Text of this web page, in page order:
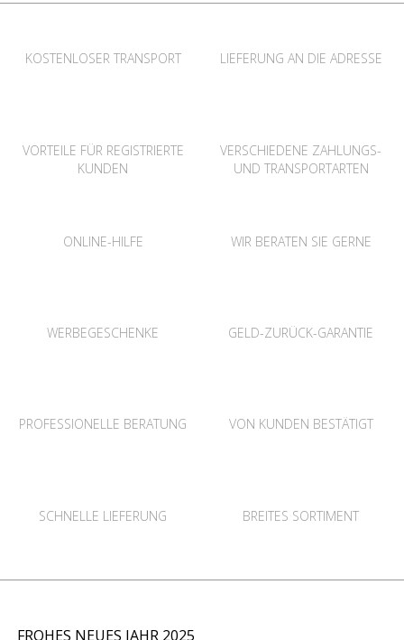
KOSTENLOSER TRANSPORT LIEFERUNG AN DIE ADRESSE
VORTEILE FÜR REGISTRIERTE
KUNDEN
VERSCHIEDENE ZAHLUNGS-
UND TRANSPORTARTEN
ONLINE-HILFE WIR BERATEN SIE GERNE
WERBEGESCHENKE GELD-ZURÜCK-GARANTIE
PROFESSIONELLE BERATUNG VON KUNDEN BESTÄTIGT
SCHNELLE LIEFERUNG BREITES SORTIMENT
FROHES NEUES JAHR 2025